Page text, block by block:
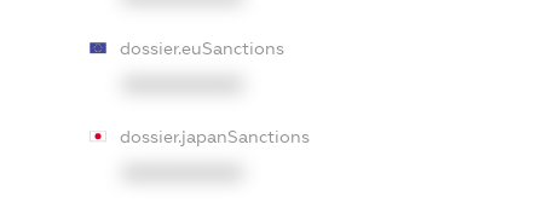
dossier.euSanctions
dossier.japanSanctions